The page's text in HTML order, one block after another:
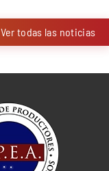
Ver todas las noticias